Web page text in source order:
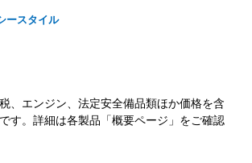
ースタイル
、エンジン、法定安全備品類ほか価格を含
す。詳細は各製品「概要ページ」をご確認